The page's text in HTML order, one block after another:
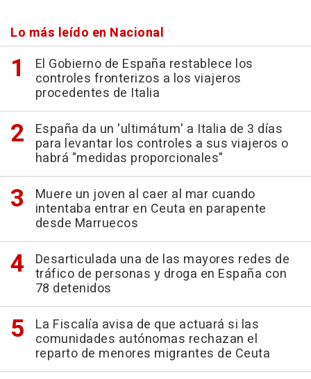
Lo más leído en Nacional
El Gobierno de España restablece los
controles fronterizos a los viajeros
procedentes de Italia
España da un 'ultimátum' a Italia de 3 días
para levantar los controles a sus viajeros o
habrá "medidas proporcionales"
Muere un joven al caer al mar cuando
intentaba entrar en Ceuta en parapente
desde Marruecos
Desarticulada una de las mayores redes de
tráfico de personas y droga en España con
78 detenidos
La Fiscalía avisa de que actuará si las
comunidades autónomas rechazan el
reparto de menores migrantes de Ceuta